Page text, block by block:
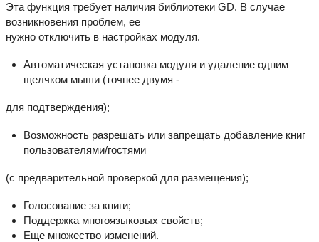
Эта функция требует наличия библиотеки GD. В случае
возникновения проблем, ее
нужно отключить в настройках модуля.
Автоматическая установка модуля и удаление одним
щелчком мыши (точнее двумя -
для подтверждения);
Возможность разрешать или запрещать добавление книг
пользователями/гостями
(с предварительной проверкой для размещения);
Голосование за книги;
Поддержка многоязыковых свойств;
Еще множество изменений.